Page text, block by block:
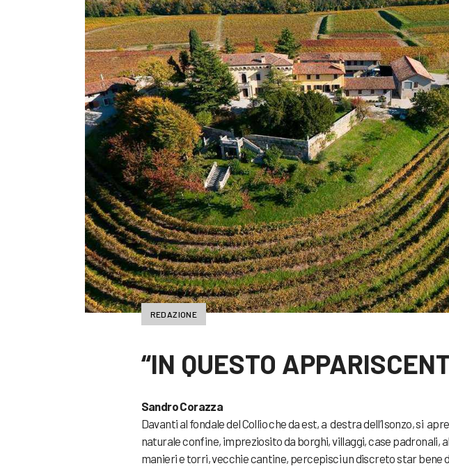
REDAZIONE
“IN QUESTO
Sandro Corazza
Davanti al fondale del Collio che da est, a destra dell’Isonzo, si
naturale confine, impreziosito da borghi, villaggi, case
manieri e torri, vecchie cantine, percepisci un discreto star bene